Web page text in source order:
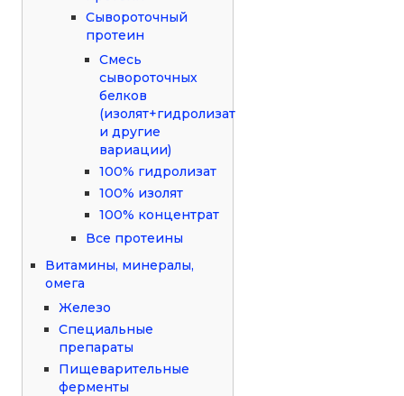
Сывороточный
протеин
Смесь
сывороточных
белков
(изолят+гидролизат
и другие
вариации)
100% гидролизат
100% изолят
100% концентрат
Все протеины
Витамины, минералы,
омега
Железо
Специальные
препараты
Пищеварительные
ферменты